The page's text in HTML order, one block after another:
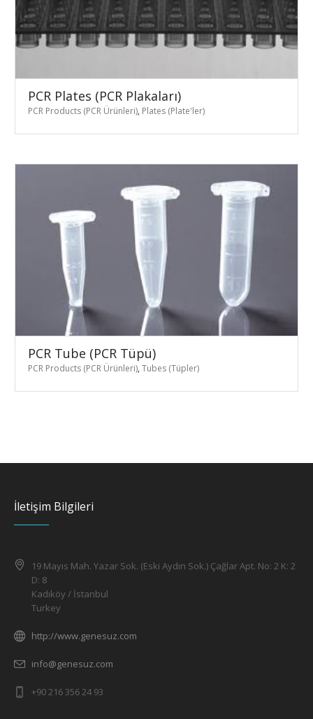
PCR Plates (PCR Plakaları)
PCR Products (PCR Ürünleri), Plates (Plate'ler)
PCR Tube (PCR Tüpü)
PCR Products (PCR Ürünleri),Tubes (Tüpler)
İletişim Bilgileri
19 Mayıs Mah. Yazar Sok. (Eski Aydın Sok.) Çağlar Apt. No: 2 K: 2
D: 8
Kadıköy / İstanbul
Turkey
http://www.genesuz.com
info@genesuz.com
+90 216 356 24 93